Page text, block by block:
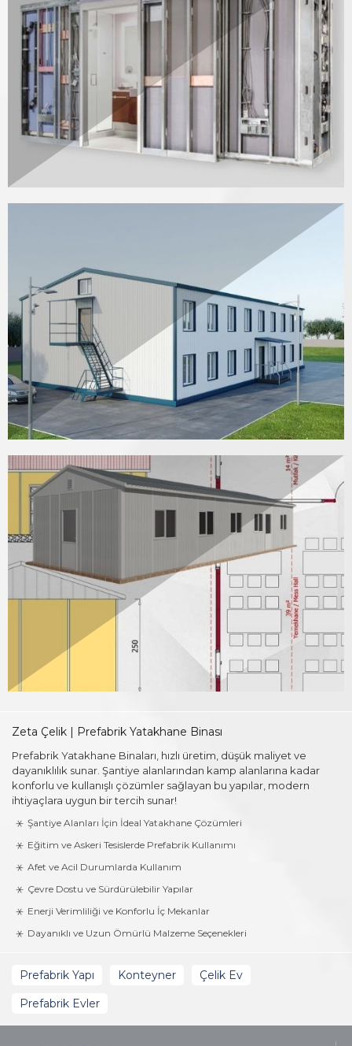
Zeta Çelik | Prefabrik Yatakhane Binası
Prefabrik Yatakhane Binaları, hızlı üretim, düşük maliyet ve
dayanıklılık sunar. Şantiye alanlarından kamp alanlarına kadar
konforlu ve kullanışlı çözümler sağlayan bu yapılar, modern
ihtiyaçlara uygun bir tercih sunar!
Şantiye Alanları İçin İdeal Yatakhane Çözümleri
Eğitim ve Askeri Tesislerde Prefabrik Kullanımı
Afet ve Acil Durumlarda Kullanım
Çevre Dostu ve Sürdürülebilir Yapılar
Enerji Verimliliği ve Konforlu İç Mekanlar
Dayanıklı ve Uzun Ömürlü Malzeme Seçenekleri
Prefabrik Yapı Konteyner
Çelik Ev
Prefabrik Evler